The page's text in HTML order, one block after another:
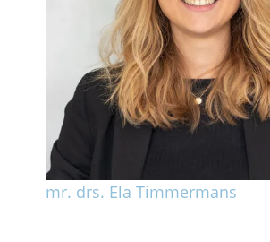
mr. drs. Ela Timmermans